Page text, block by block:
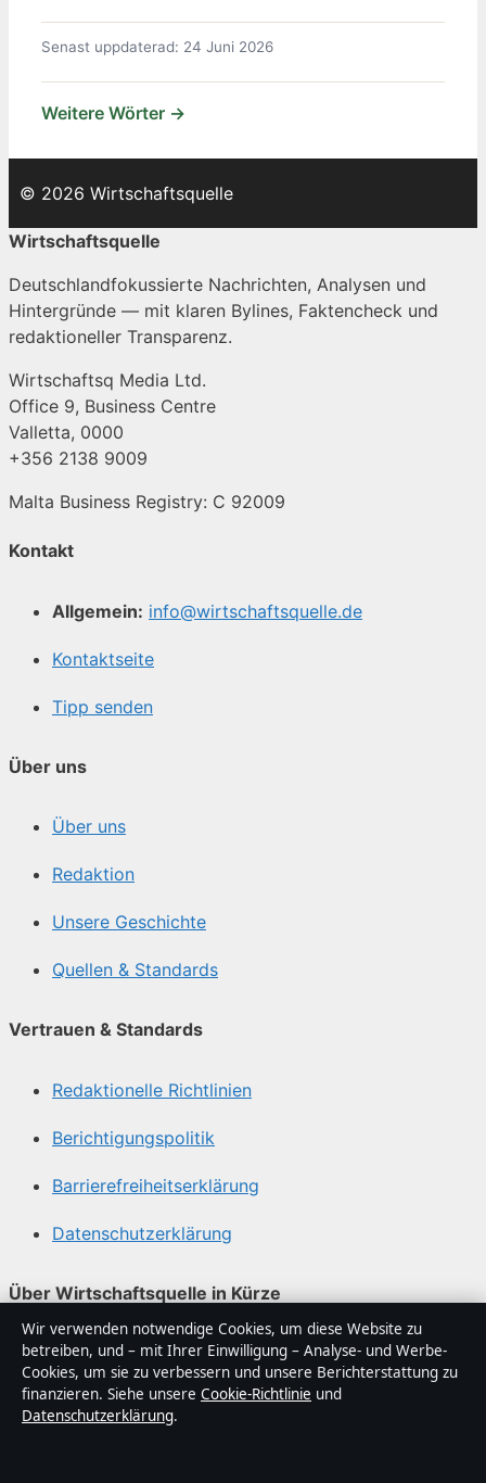
Senast uppdaterad: 24 Juni 2026
Weitere Wörter →
© 2026 Wirtschaftsquelle
Wirtschaftsquelle
Deutschlandfokussierte Nachrichten, Analysen und
Hintergründe — mit klaren Bylines, Faktencheck und
redaktioneller Transparenz.
Wirtschaftsq Media Ltd.
Office 9, Business Centre
Valletta, 0000
+356 2138 9009
Malta Business Registry: C 92009
Kontakt
Allgemein: info@wirtschaftsquelle.de
Kontaktseite
Tipp senden
Über uns
Über uns
Redaktion
Unsere Geschichte
Quellen & Standards
Vertrauen & Standards
Redaktionelle Richtlinien
Berichtigungspolitik
Barrierefreiheitserklärung
Datenschutzerklärung
Über Wirtschaftsquelle in Kürze
Wirtschaftsquelle ist ein unabhängiger digitaler
Nachrichtenanbieter mit Fokus auf Politik, Wirtschaft,
Technik und Gesellschaft in Deutschland. Jeder Artikel
trägt eine Byline, wird von einem Redakteur geprüft und
Wir verwenden notwendige Cookies, um diese Website zu
betreiben, und – mit Ihrer Einwilligung – Analyse- und Werbe-
Cookies, um sie zu verbessern und unsere Berichterstattung zu
finanzieren. Siehe unsere Cookie-Richtlinie und
Datenschutzerklärung.